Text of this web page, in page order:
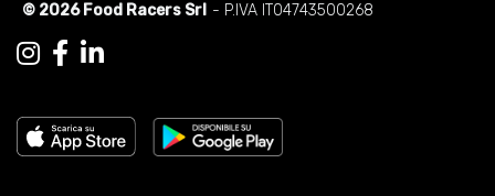
© 2026 Food Racers Srl - P.IVA IT04743500268